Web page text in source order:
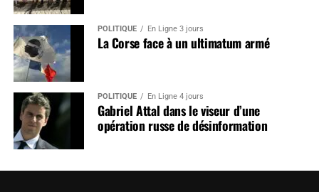
POLITIQUE En Ligne 3 jours
La Corse face à un ultimatum armé
POLITIQUE En Ligne 4 jours
Gabriel Attal dans le viseur d’une
opération russe de désinformation